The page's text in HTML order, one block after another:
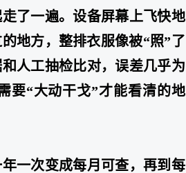
了一遍。设备屏幕上飞快地
地方，整排衣服像被“照”了
人工抽检比对，误差几乎为
要“大动干戈”才能看清的地
一次变成每月可查，再到每